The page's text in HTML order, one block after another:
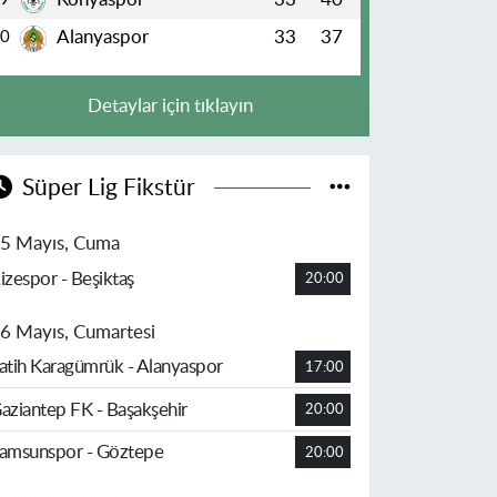
Alanyaspor 33 37
Detaylar için tıklayın
Süper Lig Fikstür
Mayıs, Cuma
- Beşiktaş
20:00
Mayıs, Cumartesi
Karagümrük - Alanyaspor
17:00
FK - Başakşehir 20:00
- Göztepe 20:00